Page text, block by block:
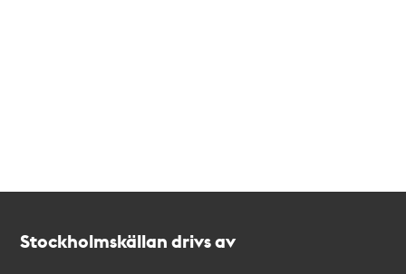
Stockholmskällan drivs av